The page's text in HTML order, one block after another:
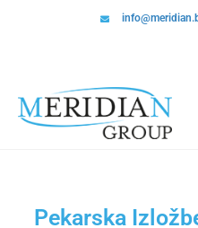
Pekarska